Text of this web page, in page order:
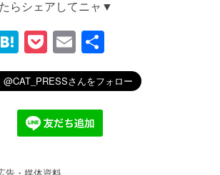
らシェアしてニャ▼
F
H
at
e
n
a
P
o
ck
et
E
m
ail
有